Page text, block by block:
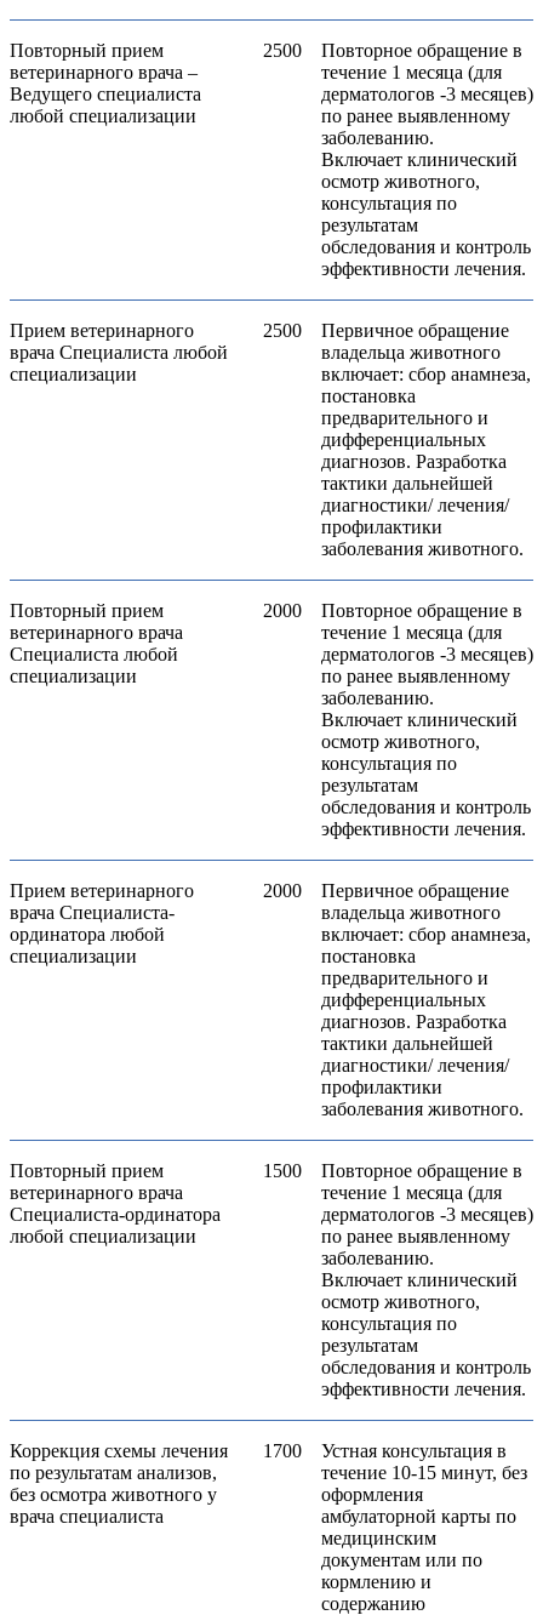
Повторный прием
ветеринарного врача –
Ведущего специалиста
любой специализации
2500
Повторное обращение в
течение 1 месяца (для
дерматологов -3 месяцев)
по ранее выявленному
заболеванию.
Включает клинический
осмотр животного,
консультация по
результатам
обследования и контроль
эффективности лечения.
Прием ветеринарного
врача Специалиста любой
специализации
2500
Первичное обращение
владельца животного
включает: сбор анамнеза,
постановка
предварительного и
дифференциальных
диагнозов. Разработка
тактики дальнейшей
диагностики/ лечения/
профилактики
заболевания животного.
Повторный прием
ветеринарного врача
Специалиста любой
специализации
2000
Повторное обращение в
течение 1 месяца (для
дерматологов -3 месяцев)
по ранее выявленному
заболеванию.
Включает клинический
осмотр животного,
консультация по
результатам
обследования и контроль
эффективности лечения.
Прием ветеринарного
врача Специалиста-
ординатора любой
специализации
2000
Первичное обращение
владельца животного
включает: сбор анамнеза,
постановка
предварительного и
дифференциальных
диагнозов. Разработка
тактики дальнейшей
диагностики/ лечения/
профилактики
заболевания животного.
Повторный прием
ветеринарного врача
Специалиста-ординатора
любой специализации
1500
Повторное обращение в
течение 1 месяца (для
дерматологов -3 месяцев)
по ранее выявленному
заболеванию.
Включает клинический
осмотр животного,
консультация по
результатам
обследования и контроль
эффективности лечения.
Коррекция схемы лечения
по результатам анализов,
без осмотра животного у
врача специалиста
1700
Устная консультация в
течение 10-15 минут, без
оформления
амбулаторной карты по
медицинским
документам или по
кормлению и
содержанию